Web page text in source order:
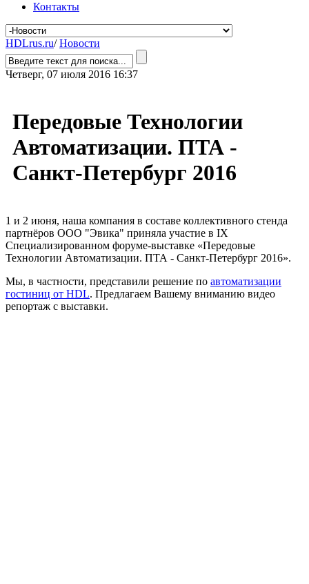
Контакты
HDLrus.ru/Новости
Четверг, 07 июля 2016 16:37
Передовые Технологии
Автоматизации. ПТА -
Санкт-Петербург 2016
1 и 2 июня, наша компания в составе коллективного стенда
партнёров ООО "Эвика" приняла участие в IX
Специализированном форуме-выставке «Передовые
Технологии Автоматизации. ПТА - Санкт-Петербург 2016».
Мы, в частности, представили решение по автоматизации
гостиниц от HDL. Предлагаем Вашему вниманию видео
репортаж с выставки.